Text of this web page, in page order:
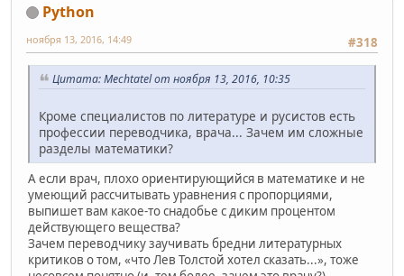
Python
#318
ноября 13, 2016, 14:49
Цитата: Mechtatel от ноября 13, 2016, 10:35
Кроме специалистов по литературе и русистов есть
профессии переводчика, врача... Зачем им сложные
разделы математики?
А если врач, плохо ориентирующийся в математике и не
умеющий рассчитывать уравнения с пропорциями,
выпишет вам какое-то снадобье с диким процентом
действующего вещества?
Зачем переводчику заучивать бредни литературных
критиков о том, «что Лев Толстой хотел сказать...», тоже